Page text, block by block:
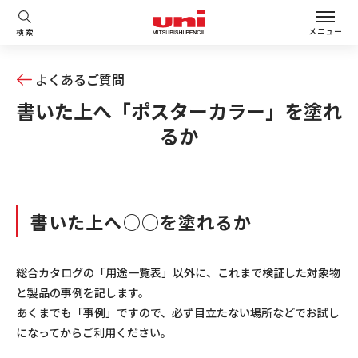
検索 メニュー
よくあるご質問
書いた上へ「ポスターカラー」を塗れ
るか
書いた上へ○○を塗れるか
総合カタログの「用途一覧表」以外に、これまで検証した対象物
と製品の事例を記します。
あくまでも「事例」ですので、必ず目立たない場所などでお試し
になってからご利用ください。